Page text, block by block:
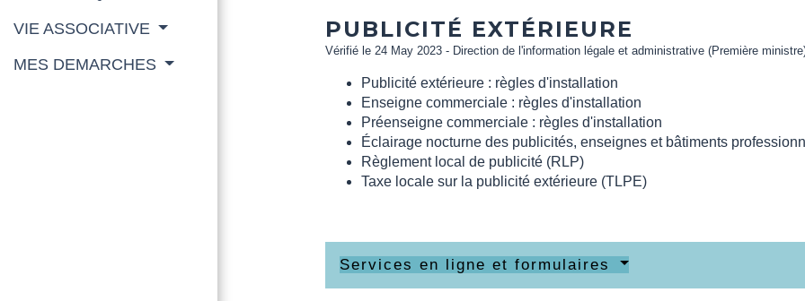
VIE ASSOCIATIVE
MES DEMARCHES
PUBLICITÉ EXTÉRIEURE
Vérifié le 24 May 2023 - Direction de l'information légale et administrative (Première
Publicité extérieure : règles d'installation
Enseigne commerciale : règles d'installation
Préenseigne commerciale : règles d'installation
Éclairage nocturne des publicités, enseignes et bâtiments
Règlement local de publicité (RLP)
Taxe locale sur la publicité extérieure (TLPE)
Services en ligne et formulaires